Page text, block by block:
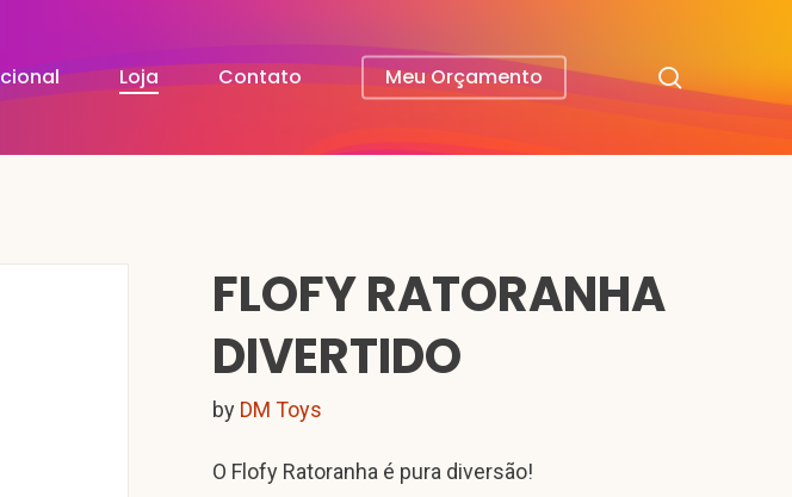
Loja Contato Meu Orçamento
FLOFY RATORANHA
DIVERTIDO
by DM Toys
O Flofy Ratoranha é pura diversão!